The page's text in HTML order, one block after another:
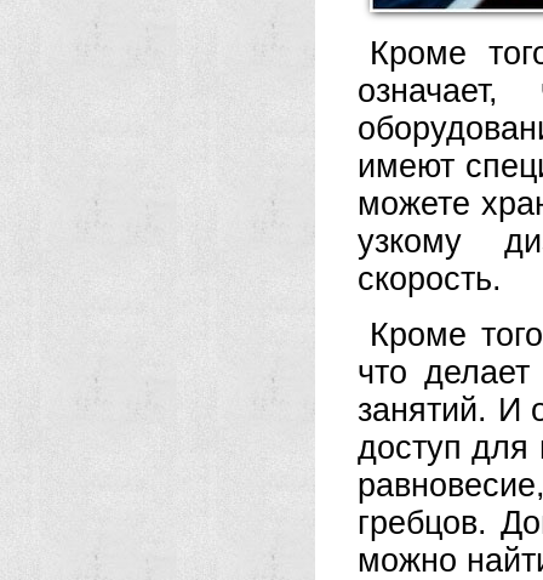
Кроме
имеют
можете
узкому
скорость.
Кроме
что
занятий. И
доступ для
гребцов.
можно